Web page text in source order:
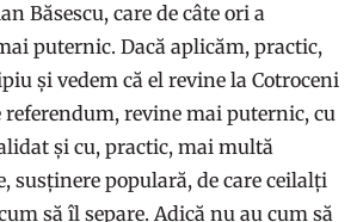
Băsescu, care de câte ori a
puternic. Dacă aplicăm, practic,
și vedem că el revine la Cotroceni
referendum, revine mai puternic, cu
și cu, practic, mai multă
susținere populară, de care ceilalți
să îl separe. Adică nu au cum să